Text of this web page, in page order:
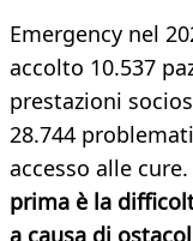
Emergency nel
accolto 10.537
prestazioni
28.744
accesso alle cure.
prima è la
a causa di